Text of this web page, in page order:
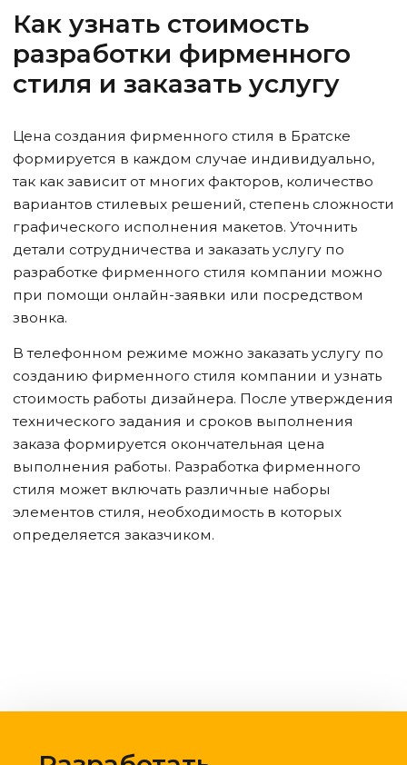
Как узнать стоимость
разработки фирменного
стиля и заказать услугу
Цена создания фирменного стиля в Братске
формируется в каждом случае индивидуально,
так как зависит от многих факторов, количество
вариантов стилевых решений, степень сложности
графического исполнения макетов. Уточнить
детали сотрудничества и заказать услугу по
разработке фирменного стиля компании можно
при помощи онлайн-заявки или посредством
звонка.
В телефонном режиме можно заказать услугу по
созданию фирменного стиля компании и узнать
стоимость работы дизайнера. После утверждения
технического задания и сроков выполнения
заказа формируется окончательная цена
выполнения работы. Разработка фирменного
стиля может включать различные наборы
элементов стиля, необходимость в которых
определяется заказчиком.